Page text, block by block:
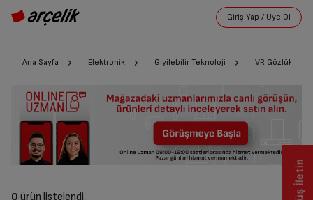
Ana Sayfa Elektronik Giyilebilir Teknoloji VR Gözlük
0 ürün listelendi.